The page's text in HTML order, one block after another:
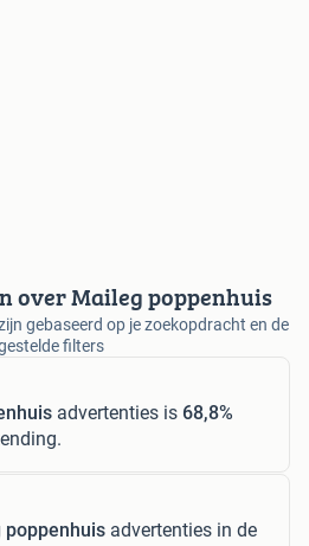
over Maileg poppenhuis
gebaseerd op je zoekopdracht en de
filters
advertenties is 68,8%
poppenhuis advertenties in de